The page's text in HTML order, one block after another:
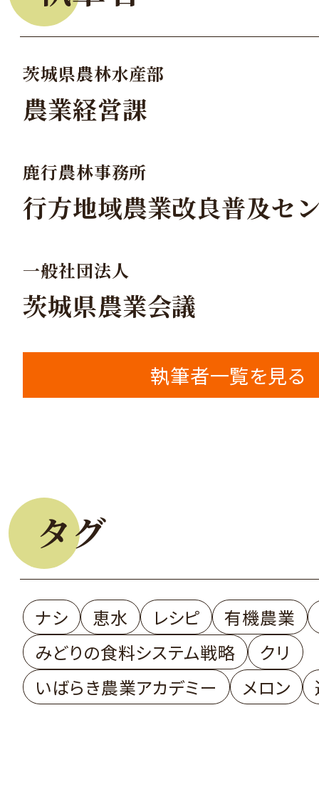
茨城県農林水産部
農業経営課
鹿行農林事務所
行方地域農業改良普及セ
一般社団法人
茨城県農業会議
執筆者一覧を見る
タグ
ナシ 恵水 レシピ
有機農業
みどりの食料システム戦略
クリ
いばらき農業アカデミー
メロン